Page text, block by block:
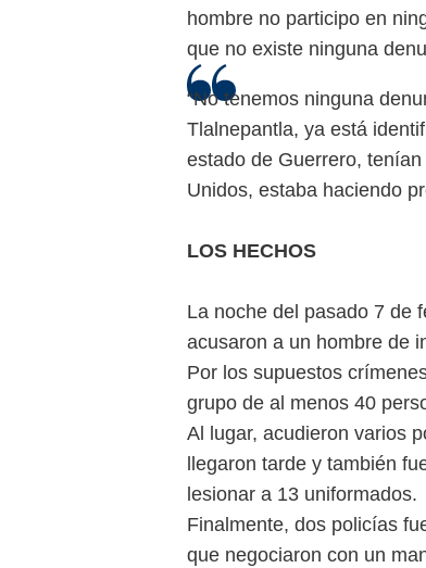
hombre no participo en
que no existe ninguna
“No tenemos ninguna
Tlalnepantla, ya está
estado de Guerrero,
Unidos, estaba haciendo
LOS HECHOS
La noche del pasado 7 de
acusaron a un hombre de
Por los supuestos
grupo de al menos 40
Al lugar, acudieron varios
llegaron tarde y también
lesionar a 13 uniformados.
Finalmente, dos policías
que negociaron con un